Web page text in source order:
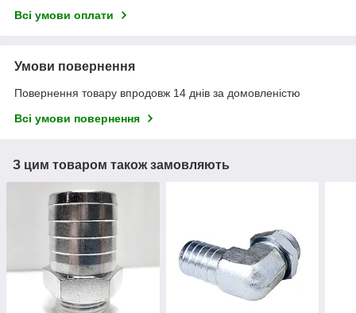
Всі умови оплати
Умови повернення
Повернення товару впродовж 14 днів за домовленістю
Всі умови повернення
З цим товаром також замовляють